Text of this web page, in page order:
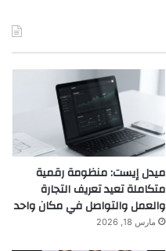
ميدل إيست: منظومة رقمية
متكاملة تعيد تعريف التجارة
والعمل والتواصل في مكان واحد
مارس 18, 2026